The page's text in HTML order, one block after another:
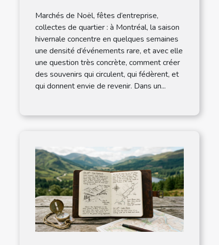
magie de noël
Marchés de Noël, fêtes d’entreprise,
collectes de quartier : à Montréal, la saison
hivernale concentre en quelques semaines
une densité d’événements rare, et avec elle
une question très concrète, comment créer
des souvenirs qui circulent, qui fédèrent, et
qui donnent envie de revenir. Dans un...